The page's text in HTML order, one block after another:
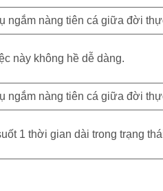
này không hề dễ dàng.
1 thời gian dài trong trạng